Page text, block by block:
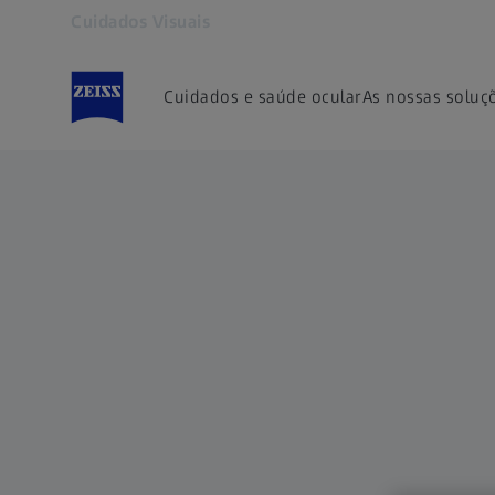
Cuidados e saúde ocularAs nossas